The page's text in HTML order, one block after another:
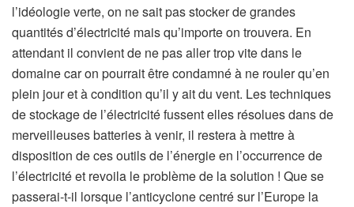
l’idéologie verte, on ne sait pas stocker de grandes
quantités d’électricité mais qu’importe on trouvera. En
attendant il convient de ne pas aller trop vite dans le
domaine car on pourrait être condamné à ne rouler qu’en
plein jour et à condition qu’il y ait du vent. Les techniques
de stockage de l’électricité fussent elles résolues dans de
merveilleuses batteries à venir, il restera à mettre à
disposition de ces outils de l’énergie en l’occurrence de
l’électricité et revoila le problème de la solution ! Que se
passerai-t-il lorsque l’anticyclone centré sur l’Europe la